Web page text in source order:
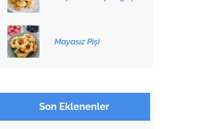
Mayasız Pişi
Son Eklenenler